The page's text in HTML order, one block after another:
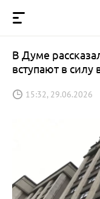
В Думе
вступают в силу
15:32, 29.06.2026